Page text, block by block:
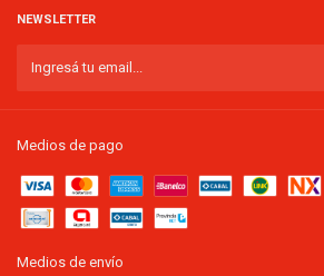
NEWSLETTER
Medios de pago
Medios de envío